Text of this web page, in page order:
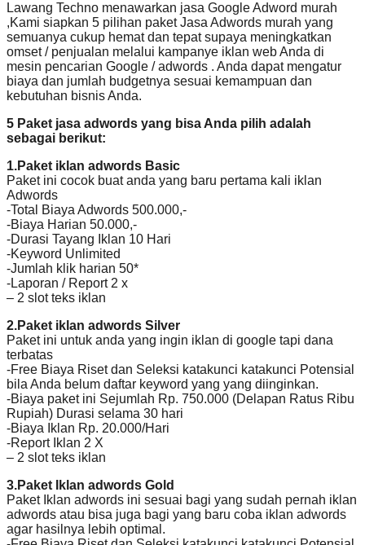
Lawang Techno menawarkan jasa Google Adword murah
,Kami siapkan 5 pilihan paket Jasa Adwords murah yang
semuanya cukup hemat dan tepat supaya meningkatkan
omset / penjualan melalui kampanye iklan web Anda di
mesin pencarian Google / adwords . Anda dapat mengatur
biaya dan jumlah budgetnya sesuai kemampuan dan
kebutuhan bisnis Anda.
5 Paket jasa adwords yang bisa Anda pilih adalah
sebagai berikut:
1.Paket iklan adwords Basic
Paket ini cocok buat anda yang baru pertama kali iklan
Adwords
-Total Biaya Adwords 500.000,-
-Biaya Harian 50.000,-
-Durasi Tayang Iklan 10 Hari
-Keyword Unlimited
-Jumlah klik harian 50*
-Laporan / Report 2 x
– 2 slot teks iklan
2.Paket iklan adwords Silver
Paket ini untuk anda yang ingin iklan di google tapi dana
terbatas
-Free Biaya Riset dan Seleksi katakunci katakunci Potensial
bila Anda belum daftar keyword yang yang diinginkan.
-Biaya paket ini Sejumlah Rp. 750.000 (Delapan Ratus Ribu
Rupiah) Durasi selama 30 hari
-Biaya Iklan Rp. 20.000/Hari
-Report Iklan 2 X
– 2 slot teks iklan
3.Paket Iklan adwords Gold
Paket Iklan adwords ini sesuai bagi yang sudah pernah iklan
adwords atau bisa juga bagi yang baru coba iklan adwords
agar hasilnya lebih optimal.